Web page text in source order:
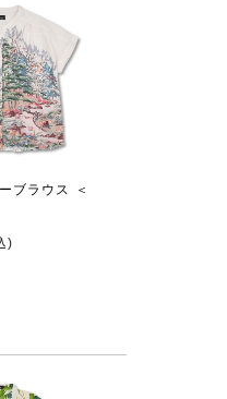
ブラウス ＜
)